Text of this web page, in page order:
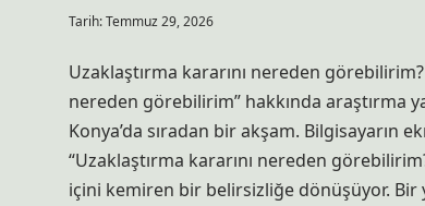
Tarih: Temmuz 29, 2026
Uzaklaştırma kararını nereden
nereden görebilirim” hakkında araştırma
Konya’da sıradan bir akşam. Bilgisayarın
“Uzaklaştırma kararını nereden
içini kemiren bir belirsizliğe dönüşüyor. Bir